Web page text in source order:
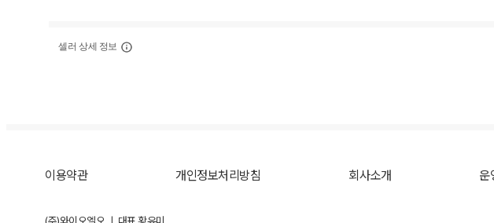
셀러 상세 정보
이용약관 개인정보처리방침 회사소개 운